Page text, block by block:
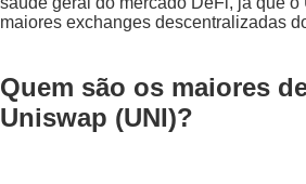
maiores exchanges descentralizadas
Quem são os maiores
Uniswap (UNI)?